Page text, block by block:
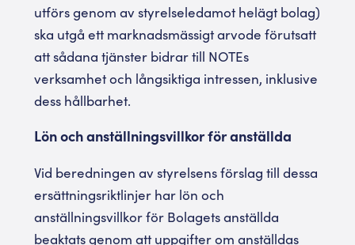
utförs genom av styrelseledamot helägt bolag)
ska utgå ett marknadsmässigt arvode förutsatt
att sådana tjänster bidrar till NOTEs
verksamhet och långsiktiga intressen, inklusive
dess hållbarhet.
Lön och anställningsvillkor för anställda
Vid beredningen av styrelsens förslag till dessa
ersättningsriktlinjer har lön och
anställningsvillkor för Bolagets anställda
beaktats genom att uppgifter om anställdas